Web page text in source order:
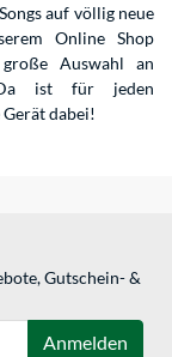
auf völlig neue
Online Shop
Auswahl an
Da ist für jeden
Gerät dabei!
Gutschein- &
Anmelden